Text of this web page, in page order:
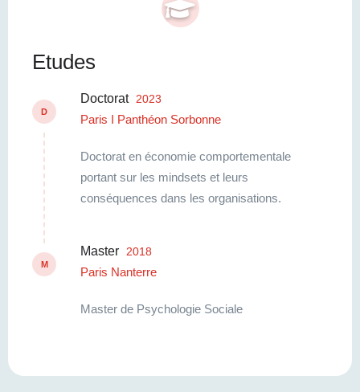
Etudes
D
Doctorat 2023
Paris I Panthéon Sorbonne
Doctorat en économie comportementale
portant sur les mindsets et leurs
conséquences dans les organisations.
M
Master 2018
Paris Nanterre
Master de Psychologie Sociale